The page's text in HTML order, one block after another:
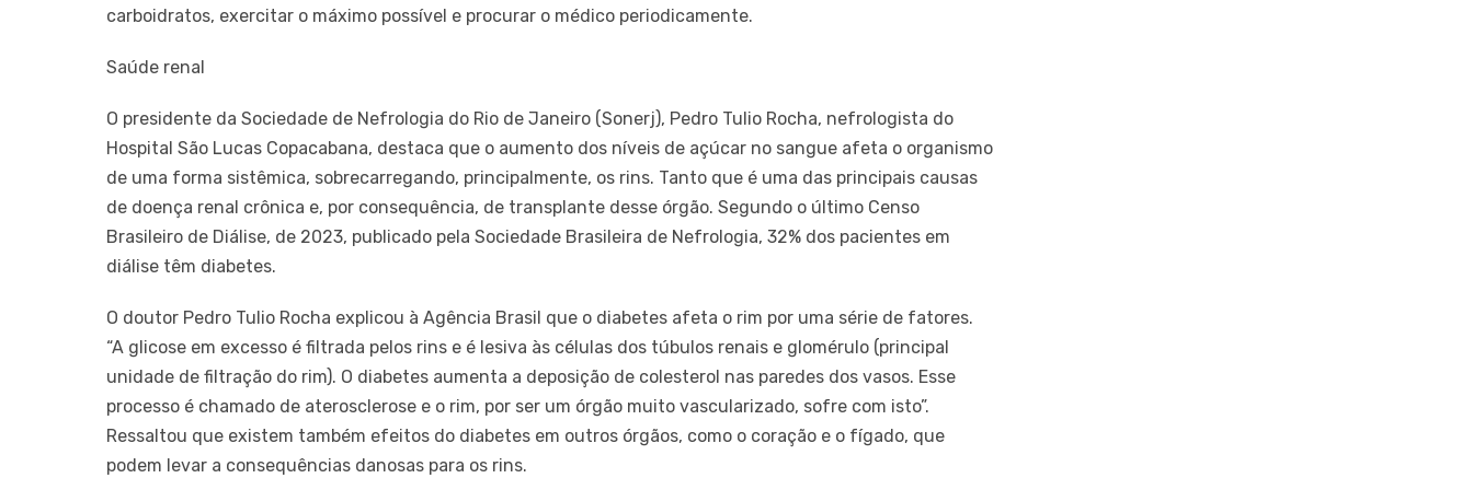
carboidratos, exercitar o máximo possível e procurar o médico periodicamente.
Saúde renal
O presidente da Sociedade de Nefrologia do Rio de Janeiro (Sonerj), Pedro Tulio Rocha, nefrologista do
Hospital São Lucas Copacabana, destaca que o aumento dos níveis de açúcar no sangue afeta o organismo
de uma forma sistêmica, sobrecarregando, principalmente, os rins. Tanto que é uma das principais causas
de doença renal crônica e, por consequência, de transplante desse órgão. Segundo o último Censo
Brasileiro de Diálise, de 2023, publicado pela Sociedade Brasileira de Nefrologia, 32% dos pacientes em
diálise têm diabetes.
O doutor Pedro Tulio Rocha explicou à Agência Brasil que o diabetes afeta o rim por uma série de fatores.
“A glicose em excesso é filtrada pelos rins e é lesiva às células dos túbulos renais e glomérulo (principal
unidade de filtração do rim). O diabetes aumenta a deposição de colesterol nas paredes dos vasos. Esse
processo é chamado de aterosclerose e o rim, por ser um órgão muito vascularizado, sofre com isto”.
Ressaltou que existem também efeitos do diabetes em outros órgãos, como o coração e o fígado, que
podem levar a consequências danosas para os rins.